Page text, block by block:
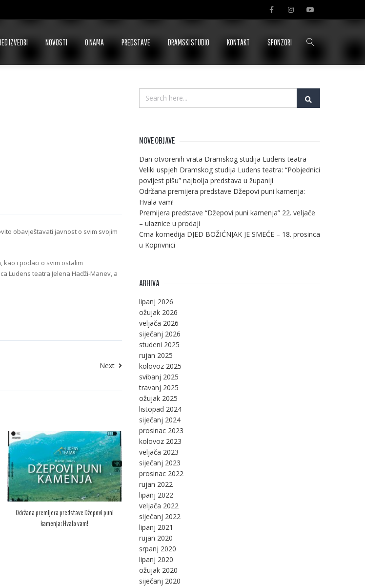
IZVEDBI NOVOSTI O NAMA PREDSTAVE DRAMSKI STUDIO KONTAKT SPONZORI
obavještavati javnost o svim svojim
kao i podaci o svim ostalim
Ludens teatra Jelena Hadži-Manev, a
Next
Održana premijera predstave Džepovi puni
kamenja: Hvala vam!
NOVE OBJAVE
Dan otvorenih vrata Dramskog studija Ludens teatra
Veliki uspjeh Dramskog studija Ludens teatra: “Pobjednici
povijest pišu” najbolja predstava u županiji
Održana premijera predstave Džepovi puni kamenja:
Hvala vam!
Premijera predstave “Džepovi puni kamenja” 22. veljače
– ulaznice u prodaji
Crna komedija DJED BOŽIĆNJAK JE SMEĆE – 18. prosinca
u Koprivnici
ARHIVA
lipanj 2026
ožujak 2026
veljača 2026
siječanj 2026
studeni 2025
rujan 2025
kolovoz 2025
svibanj 2025
travanj 2025
ožujak 2025
listopad 2024
siječanj 2024
prosinac 2023
kolovoz 2023
veljača 2023
siječanj 2023
prosinac 2022
rujan 2022
lipanj 2022
veljača 2022
siječanj 2022
lipanj 2021
rujan 2020
srpanj 2020
lipanj 2020
ožujak 2020
siječanj 2020